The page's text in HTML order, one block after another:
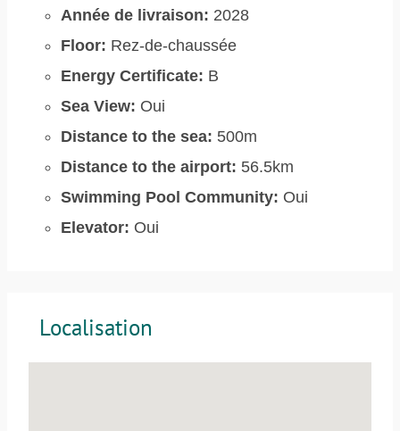
Année de livraison: 2028
Floor: Rez-de-chaussée
Energy Certificate: B
Sea View: Oui
Distance to the sea: 500m
Distance to the airport: 56.5km
Swimming Pool Community: Oui
Elevator: Oui
Localisation